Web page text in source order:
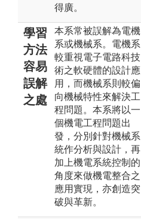
得廣。
學習
方法
容易
誤解
之處
本系常被誤解為電機
系或機械系。電機系
較重視電子電路科技
術之軟硬體的設計應
用，而機械系則較偏
向機械特性來解決工
程問題。本系將以一
個機電工程問題出
發，分別針對機械系
統作分析與設計，再
加上機電系統控制的
角度來做機電整合之
應用實現，亦創造突
破與革新。